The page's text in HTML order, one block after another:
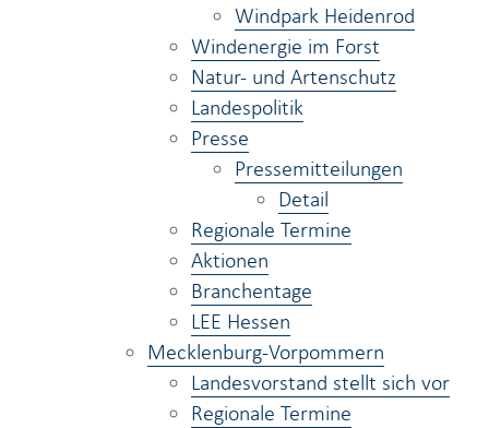
Windpark Heidenrod
Windenergie im Forst
Natur- und Artenschutz
Landespolitik
Presse
Pressemitteilungen
Detail
Regionale Termine
Aktionen
Branchentage
LEE Hessen
Mecklenburg-Vorpommern
Landesvorstand stellt sich vor
Regionale Termine